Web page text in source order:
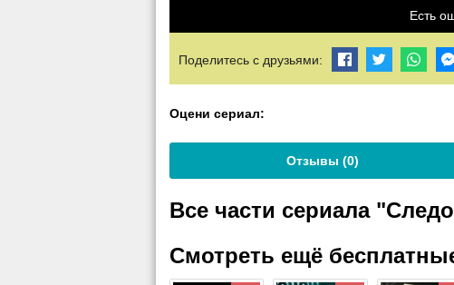
Есть
Поделитесь с друзьями:
Оцени сериал:
Отзывы (0)
Все части сериала
Смотреть ещё